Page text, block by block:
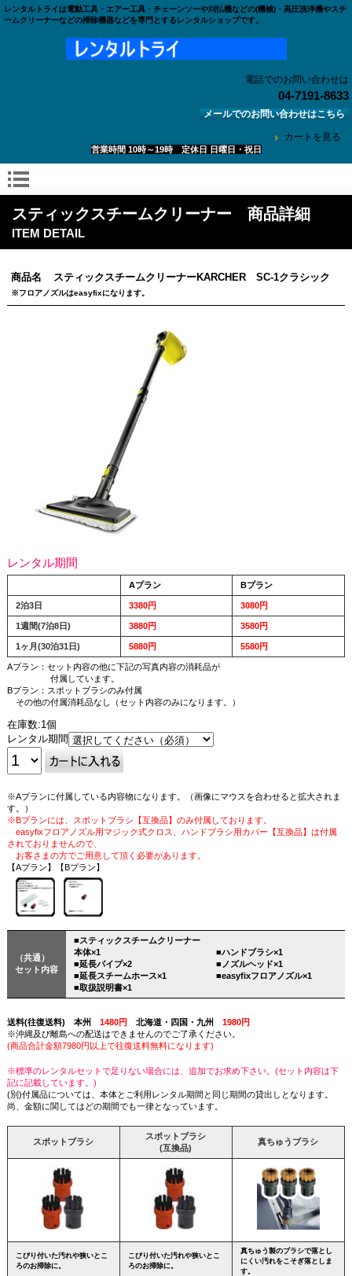
レンタルトライは電動工具・エアー工具・チェーンソーや刈払機などの(機械)・高圧洗浄機やスチ
ームクリーナーなどの掃除機器などを専門とするレンタルショップです。
電話でのお問い合わせは
04-7191-8633
メールでのお問い合わせはこちら
カートを見る
営業時間 10時～19時 定休日 日曜日・祝日
スティックスチームクリーナー 商品詳細
ITEM DETAIL
商品名 スティックスチームクリーナーKARCHER SC-1クラシック
※フロアノズルはeasyfixになります。
レンタル期間
Aプラン Bプラン
2泊3日 3380円 3080円
1週間(7泊8日) 3880円 3580円
1ヶ月(30泊31日) 5880円 5580円
Aプラン：セット内容の他に下記の写真内容の消耗品が
付属しています。
Bプラン：スポットブラシのみ付属
その他の付属消耗品なし（セット内容のみになります。）
在庫数:1個
レンタル期間
※Aプランに付属している内容物になります。（画像にマウスを合わせると拡大されま
す。）
※Bプランには、スポットブラシ【互換品】のみ付属しております。
easyfixフロアノズル用マジック式クロス、ハンドブラシ用カバー【互換品】は付属
されておりませんので、
お客さまの方でご用意して頂く必要があります。
【Aプラン】【Bプラン】
（共通）
セット内容
■スティックスチームクリーナー
本体×1
■延長パイプ×2
■延長スチームホース×1
■取扱説明書×1
■ハンドブラシ×1
■ノズルヘッド×1
■easyfixフロアノズル×1
送料(往復送料) 本州 1480円 北海道・四国・九州 1980円
※沖縄及び離島への配送はできませんのでご了承ください。
(商品合計金額7980円以上で往復送料無料になります)
※標準のレンタルセットで足りない場合には、追加でお求め下さい。(セット内容は下
記に記載しています。)
(別)付属品については、本体とご利用レンタル期間と同じ期間の貸出しとなります。
尚、金額に関してはどの期間でも一律となっています。
スポットブラシ
スポットブラシ
(互換品)
真ちゅうブラシ
こびり付いた汚れや狭いとこ
ろのお掃除に。
こびり付いた汚れや狭いとこ
ろのお掃除に。
真ちゅう製のブラシで落とし
にくい汚れをこそぎ落としま
す。